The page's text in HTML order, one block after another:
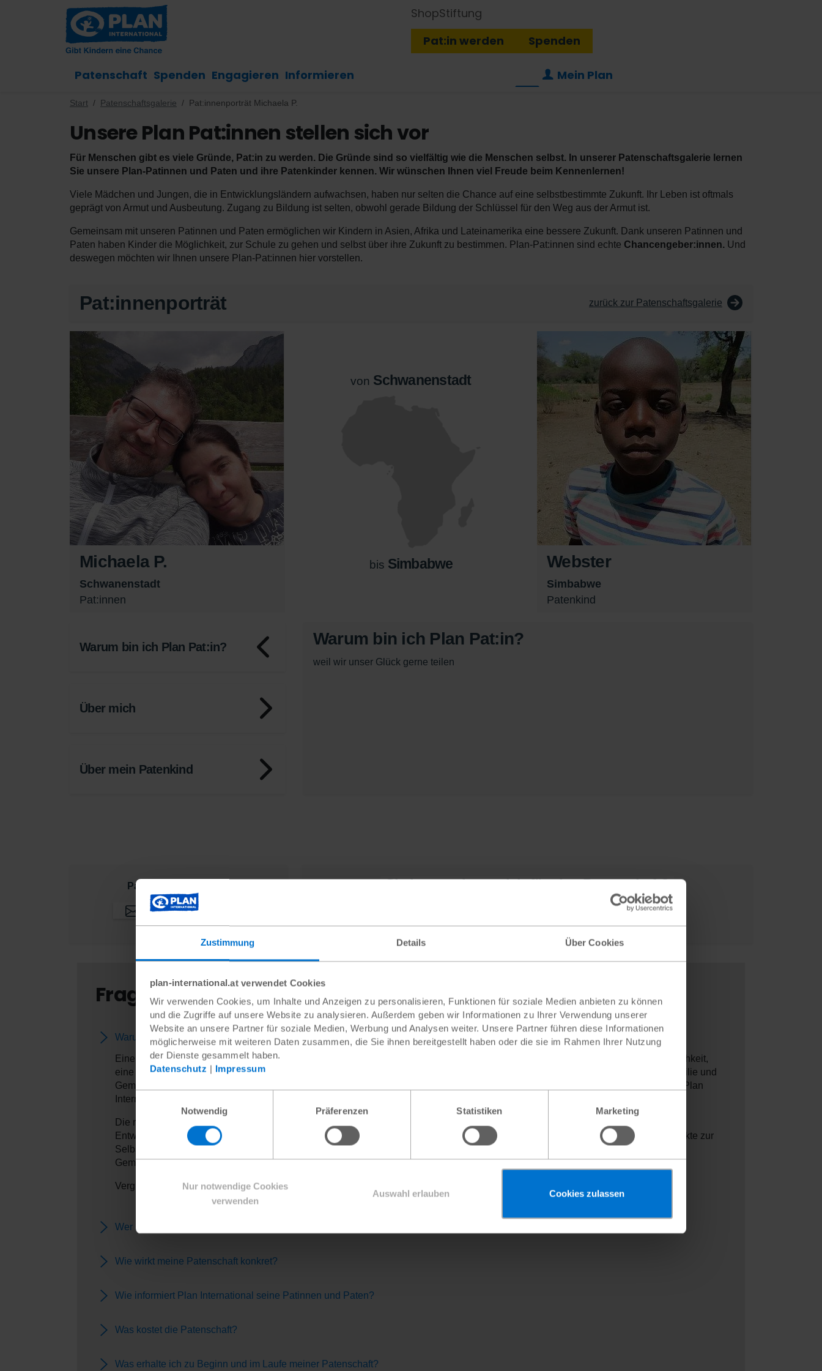
Zustimmung Details Über Cookies
plan-international.at verwendet Cookies
Wir verwenden Cookies, um Inhalte und Anzeigen zu personalisieren, Funktionen für soziale Medien anbieten zu können
und die Zugriffe auf unsere Website zu analysieren. Außerdem geben wir Informationen zu Ihrer Verwendung unserer
Website an unsere Partner für soziale Medien, Werbung und Analysen weiter. Unsere Partner führen diese Informationen
möglicherweise mit weiteren Daten zusammen, die Sie ihnen bereitgestellt haben oder die sie im Rahmen Ihrer Nutzung
der Dienste gesammelt haben.
Datenschutz | Impressum
Einwilligungsauswahl
Notwendig
Präferenzen Statistiken Marketing
Nur notwendige Cookies
verwenden
Auswahl erlauben Cookies zulassen
Patenschaft Spenden Engagieren Informieren Mein Plan
Pat:in werden Spenden
ShopStiftung
Start Patenschaftsgalerie Pat:innenporträt Michaela P.
Unsere Plan Pat:innen stellen sich vor
Für Menschen gibt es viele Gründe, Pat:in zu werden. Die Gründe sind so vielfältig wie die Menschen selbst. In unserer Patenschaftsgalerie lernen
Sie unsere Plan-Patinnen und Paten und ihre Patenkinder kennen. Wir wünschen Ihnen viel Freude beim Kennenlernen!
Viele Mädchen und Jungen, die in Entwicklungsländern aufwachsen, haben nur selten die Chance auf eine selbstbestimmte Zukunft. Ihr Leben ist oftmals
geprägt von Armut und Ausbeutung. Zugang zu Bildung ist selten, obwohl gerade Bildung der Schlüssel für den Weg aus der Armut ist.
Gemeinsam mit unseren Patinnen und Paten ermöglichen wir Kindern in Asien, Afrika und Lateinamerika eine bessere Zukunft. Dank unseren Patinnen und
Paten haben Kinder die Möglichkeit, zur Schule zu gehen und selbst über ihre Zukunft zu bestimmen. Plan-Pat:innen sind echte Chancengeber:innen. Und
deswegen möchten wir Ihnen unsere Plan-Pat:innen hier vorstellen.
Pat:innenporträt zurück zur Patenschaftsgalerie
Michaela P.
Schwanenstadt
Pat:innen
von Schwanenstadt
bis Simbabwe Webster
Simbabwe
Patenkind
Warum bin ich Plan Pat:in? Warum bin ich Plan Pat:in?
weil wir unser Glück gerne teilen
Über mich
Über mein Patenkind
Pat:innenpoträt teilen: Sie interessieren sich für eine Patenschaft?
Fragen und Antworten zur Patenschaft
Warum arbeitet Plan International mit Patenschaften?
Eine Patenschaft zu übernehmen, bedeutet weit mehr, als Geld zu überweisen. Sie bietet neben der wirtschaftlichen Hilfe die Möglichkeit,
eine Verbindung zwischen verschiedenen Kulturen zu schaffen. Das gegenseitige Briefeschreiben zeigt dem Patenkind, seiner Familie und
Gemeinde, dass sich die Pat:innen für ihr Leben interessieren. Und mit dem persönlichen Kontakt zum Patenkind wird die Hilfe, die Plan
International leistet, für Pat:innen sichtbar und nachprüfbar.
Die regelmäßigen Zuwendungen der Pat:innen sind eine zuverlässige finanzielle Basis für unsere Arbeit. Sie helfen,
Entwicklungsprogramme langfristig zu planen und erfolgreich umzusetzen. Mit den Patenschaftsbeiträgen werden nachhaltige Projekte zur
Selbsthilfe finanziert, von denen alle Menschen in der Gemeinde des Patenkindes profitieren. Das schafft Vertrauen und stärkt die
Gemeinschaft.
Vergleichen Sie unsere Patenschaft mit anderen Anbietern und überzeugen Sie sich von unserem Konzept.
Wer kann eine Patenschaft übernehmen?
Wie wirkt meine Patenschaft konkret?
Wie informiert Plan International seine Patinnen und Paten?
Was kostet die Patenschaft?
Was erhalte ich zu Beginn und im Laufe meiner Patenschaft?